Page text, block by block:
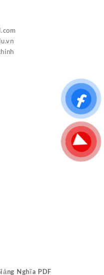
Nghĩa PDF